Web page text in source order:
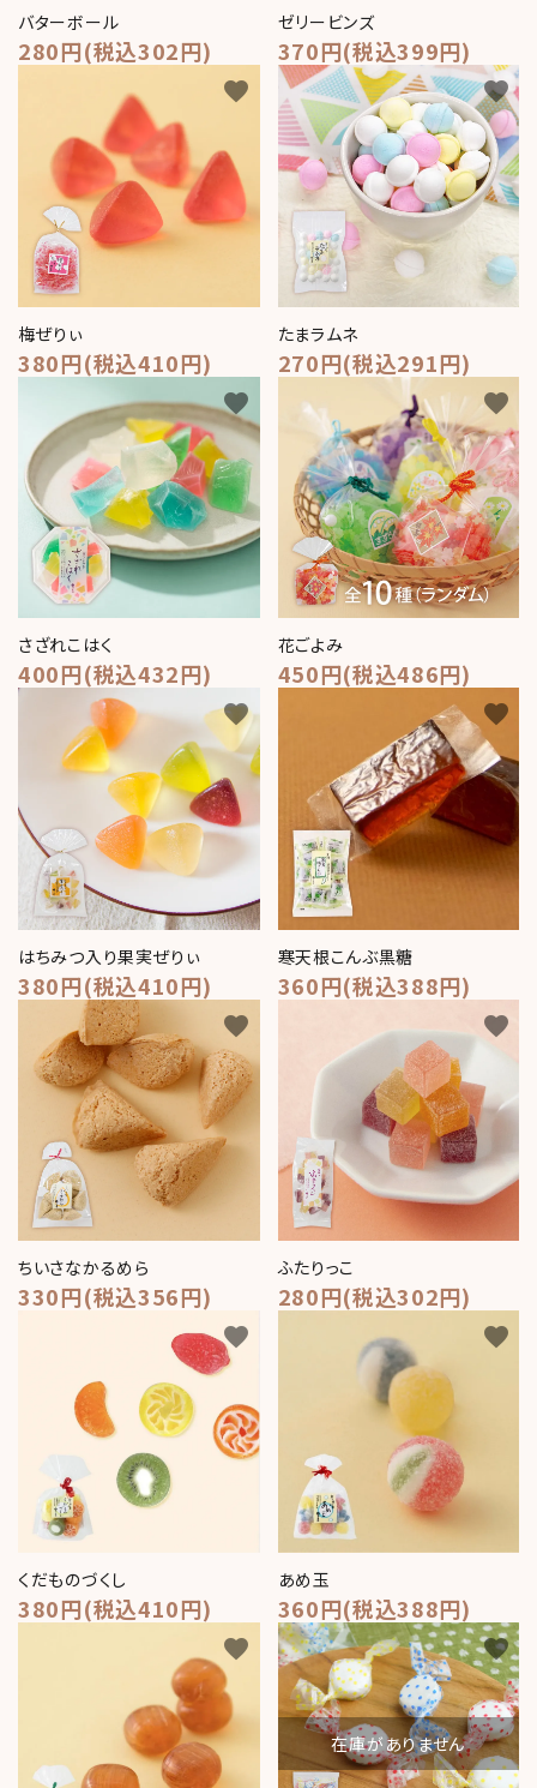
バターボール
280円(税込302円)
ゼリービンズ
370円(税込399円)
梅ぜりぃ
380円(税込410円)
favorite
たまラムネ
270円(税込291円)
favorite
さざれこはく
400円(税込432円)
favorite
花ごよみ
450円(税込486円)
favorite
はちみつ入り果実ぜりぃ
380円(税込410円)
favorite
寒天根こんぶ黒糖
360円(税込388円)
favorite
ちいさなかるめら
330円(税込356円)
favorite
ふたりっこ
280円(税込302円)
favorite
くだものづくし
380円(税込410円)
favorite
あめ玉
360円(税込388円)
favorite
favorite
在庫がありません
favorite